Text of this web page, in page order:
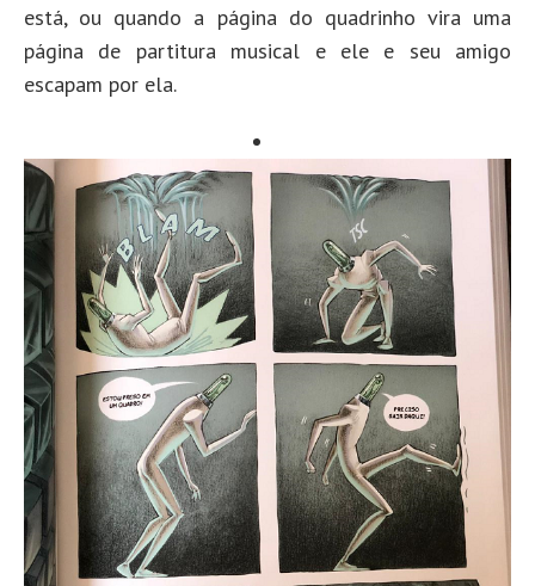
está, ou quando a página do quadrinho vira uma
página de partitura musical e ele e seu amigo
escapam por ela.